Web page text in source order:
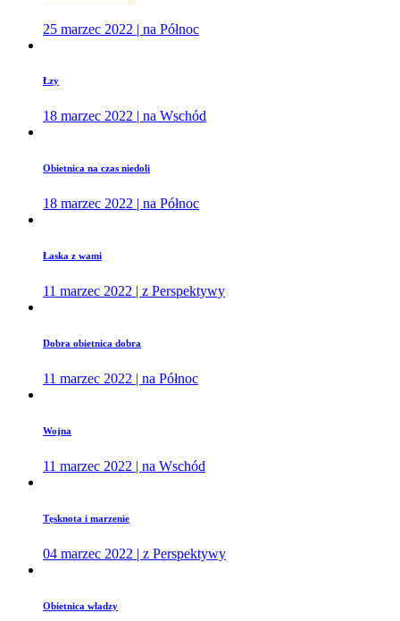
25 marzec 2022 | na Północ
Łzy
18 marzec 2022 | na Wschód
Obietnica na czas niedoli
18 marzec 2022 | na Północ
Łaska z wami
11 marzec 2022 | z Perspektywy
Dobra obietnica dobra
11 marzec 2022 | na Północ
Wojna
11 marzec 2022 | na Wschód
Tęsknota i marzenie
04 marzec 2022 | z Perspektywy
Obietnica władzy